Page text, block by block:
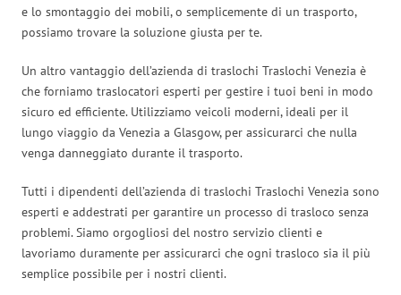
e lo smontaggio dei mobili, o semplicemente di un trasporto,
possiamo trovare la soluzione giusta per te.
Un altro vantaggio dell’azienda di traslochi Traslochi Venezia è
che forniamo traslocatori esperti per gestire i tuoi beni in modo
sicuro ed efficiente. Utilizziamo veicoli moderni, ideali per il
lungo viaggio da Venezia a Glasgow, per assicurarci che nulla
venga danneggiato durante il trasporto.
Tutti i dipendenti dell’azienda di traslochi Traslochi Venezia sono
esperti e addestrati per garantire un processo di trasloco senza
problemi. Siamo orgogliosi del nostro servizio clienti e
lavoriamo duramente per assicurarci che ogni trasloco sia il più
semplice possibile per i nostri clienti.